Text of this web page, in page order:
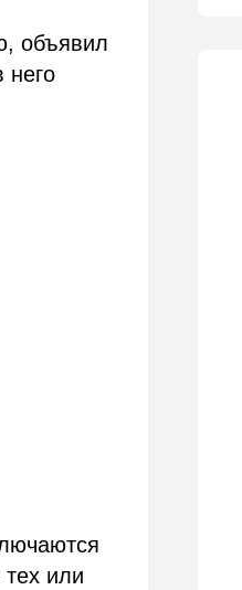
объявил
него
или